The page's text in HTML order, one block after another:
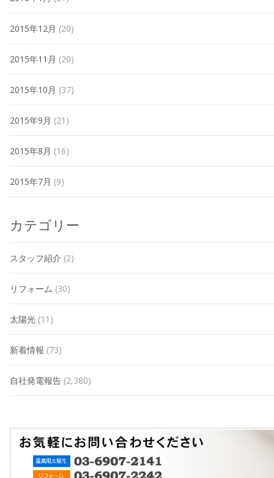
2015年12月 (20)
2015年11月 (20)
2015年10月 (37)
2015年9月 (21)
2015年8月 (16)
2015年7月 (9)
カテゴリー
スタッフ紹介 (2)
リフォーム (30)
太陽光 (11)
新着情報 (73)
自社発電報告 (2,380)